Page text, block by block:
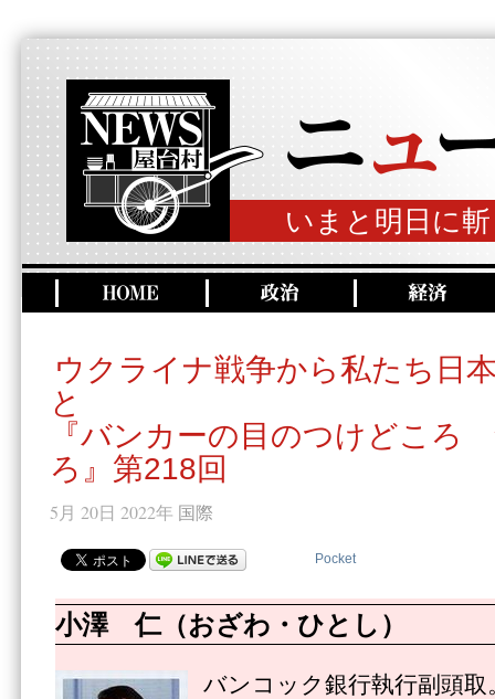
いまと明日に
ウクライナ戦争から私たち日
と
『バンカーの目のつけどころ
ろ』第218回
5月 20日 2022年 国際
Pocket
小澤 仁（おざわ・ひとし）
バンコック銀行執行副頭